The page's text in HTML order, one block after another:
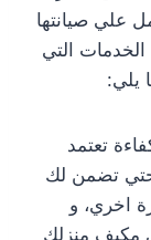
علي صيانتها
التي
يلي:
تعتمد
حتي تضمن لك
اخري، و
مكيف منزلك